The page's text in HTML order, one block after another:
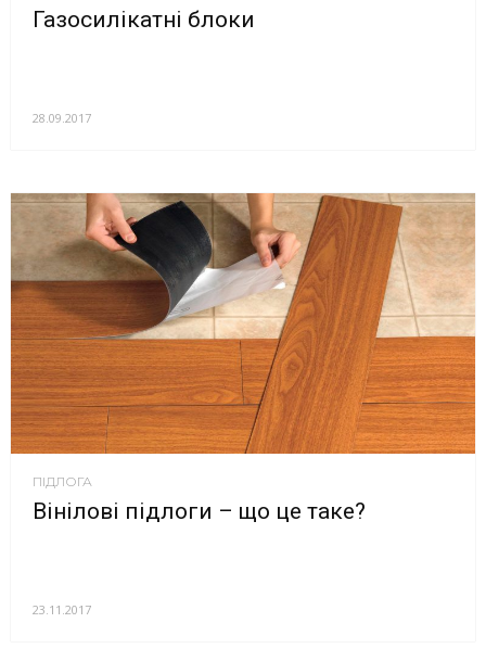
Газосилікатні блоки
28.09.2017
ПІДЛОГА
Вінілові підлоги – що це таке?
23.11.2017